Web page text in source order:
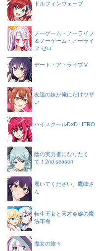
ドルフィンウェーブ
ノーゲーム・ノーライフ
＆ノーゲーム・ノーライ
フ ゼロ
デート・ア・ライブⅤ
友達の妹が俺にだけウザ
い
ハイスクールD×D HERO
陰の実力者になりたく
て！2nd season
履いてください、鷹峰さ
ん
転生王女と天才令嬢の魔
法革命
魔女の旅々